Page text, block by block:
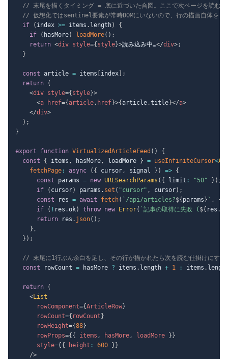
// 末尾を描くタイミング = 底に近づいた合図。ここで次ページを読む
// 仮想化ではsentinel要素が常時DOMにいないので、行の描画自体をト
if
( index >= items . length)
{
if
( hasMore) loadMore( ) ;
return <div style={ style}>読み込み中…</div>;
}
const article = items index
;
return
(
<div style={ style}>
<a href={article. href}>{article.title}</a>
</div>
) ;
}
export function VirtualizedArticleFeed ( )
{
const
{ items , hasMore, loadMore } = useInfiniteCursor<
fetchPage : async ( { cursor, signal } ) => {
const params = new URLSearchParams ( { limit : "50" } ) ;
if
( cursor) params . set ( "cursor" , cursor) ;
const res = await fetch( ` /api/articles?${ params } ` , {
if
( ! res .ok) throw new Error( ` 記事の取得に失敗 ( ${ res .
return res . json( ) ;
} ,
} ) ;
// 末尾に1行ぶん余白を足し、その行が描かれたら次を読む仕掛けにする
const rowCount = hasMore ? items . length + 1 : items .
return
(
<List
rowComponent={ArticleRow}
rowCount={ rowCount }
rowHeight={88}
rowProps={ { items , hasMore, loadMore } }
style={ { height : 600 } }
/>